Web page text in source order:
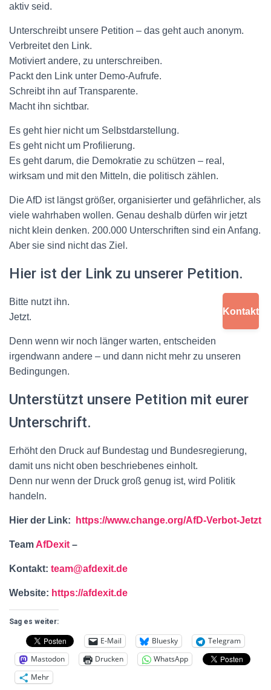
aktiv seid.
Unterschreibt unsere Petition – das geht auch anonym.
Verbreitet den Link.
Motiviert andere, zu unterschreiben.
Packt den Link unter Demo-Aufrufe.
Schreibt ihn auf Transparente.
Macht ihn sichtbar.
Es geht hier nicht um Selbstdarstellung.
Es geht nicht um Profilierung.
Es geht darum, die Demokratie zu schützen – real,
wirksam und mit den Mitteln, die politisch zählen.
Die AfD ist längst größer, organisierter und gefährlicher, als
viele wahrhaben wollen. Genau deshalb dürfen wir jetzt
nicht klein denken. 200.000 Unterschriften sind ein Anfang.
Aber sie sind nicht das Ziel.
Hier ist der Link zu unserer Petition.
Bitte nutzt ihn.
Jetzt.
Denn wenn wir noch länger warten, entscheiden
irgendwann andere – und dann nicht mehr zu unseren
Bedingungen.
Unterstützt unsere Petition mit eurer
Unterschrift.
Erhöht den Druck auf Bundestag und Bundesregierung,
damit uns nicht oben beschriebenes einholt.
Denn nur wenn der Druck groß genug ist, wird Politik
handeln.
Hier der Link: https://www.change.org/AfD-Verbot-Jetzt
Team AfDexit –
Kontakt: team@afdexit.de
Website: https://afdexit.de
Sag es weiter:
E-Mail Bluesky
Telegram
Mastodon
Drucken
WhatsApp
Mehr
Kontakt